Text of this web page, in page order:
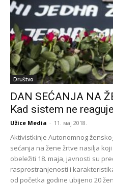
Društvo
DAN SEĆANJA NA
Kad sistem ne
Užice Media - 11. мај 2018.
Aktivistkinje Autonomnog
sećanja na žene žrtve nasilja
obeležiti 18. maja, javnosti su
rasprostranjenosti i
od početka godine ubijeno 20